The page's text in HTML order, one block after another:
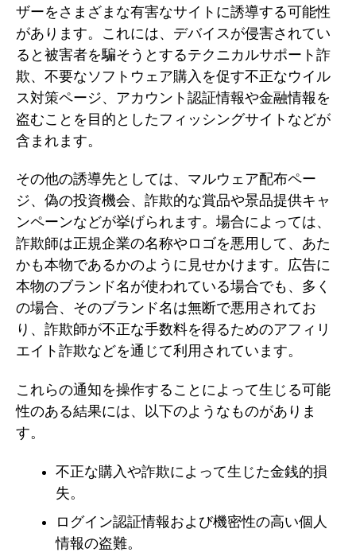
ザーをさまざまな有害なサイトに誘導する可能性
があります。これには、デバイスが侵害されてい
ると被害者を騙そうとするテクニカルサポート詐
欺、不要なソフトウェア購入を促す不正なウイル
ス対策ページ、アカウント認証情報や金融情報を
盗むことを目的としたフィッシングサイトなどが
含まれます。
その他の誘導先としては、マルウェア配布ペー
ジ、偽の投資機会、詐欺的な賞品や景品提供キャ
ンペーンなどが挙げられます。場合によっては、
詐欺師は正規企業の名称やロゴを悪用して、あた
かも本物であるかのように見せかけます。広告に
本物のブランド名が使われている場合でも、多く
の場合、そのブランド名は無断で悪用されてお
り、詐欺師が不正な手数料を得るためのアフィリ
エイト詐欺などを通じて利用されています。
これらの通知を操作することによって生じる可能
性のある結果には、以下のようなものがありま
す。
不正な購入や詐欺によって生じた金銭的損
失。
ログイン認証情報および機密性の高い個人
情報の盗難。